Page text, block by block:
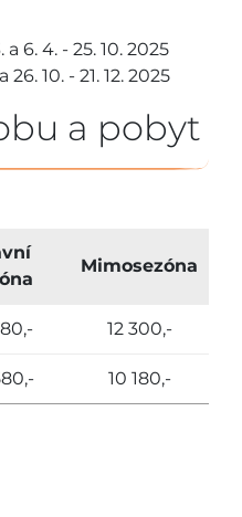
a 6. 4. - 25. 10. 2025
26. 10. - 21. 12. 2025
a pobyt
Mimosezóna
12 300,-
10 180,-